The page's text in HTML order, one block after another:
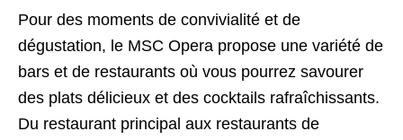
Pour des moments de convivialité et de
dégustation, le MSC Opera propose une variété de
bars et de restaurants où vous pourrez savourer
des plats délicieux et des cocktails rafraîchissants.
Du restaurant principal aux restaurants de